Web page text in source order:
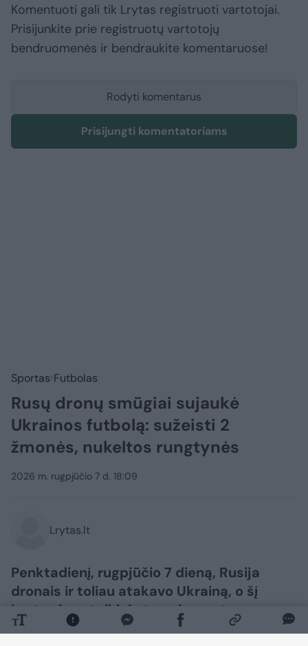
Komentuoti gali tik Lrytas registruoti vartotojai.
Prisijunkite prie registruotų vartotojų
bendruomenės ir bendraukite komentaruose!
Rodyti komentarus
Prisijungti komentatoriams
Sportas Futbolas
Rusų dronų smūgiai sujaukė
Ukrainos futbolą: sužeisti 2
žmonės, nukeltos rungtynės
2026 m. rugpjūčio 7 d. 18:09
Lrytas.lt
Penktadienį, rugpjūčio 7 dieną, Rusija
dronais ir toliau atakavo Ukrainą, o šį
kartą vienu taikinių tapo ir sporto
infrastruktūra.